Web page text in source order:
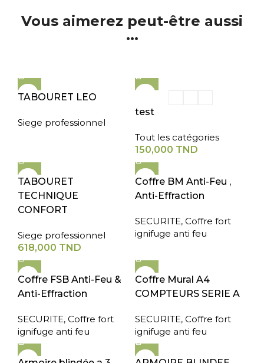
Vous aimerez peut-être aussi
...
TABOURET LEO
Siege professionnel
test
Tout les catégories
150,000 TND
TABOURET
TECHNIQUE
CONFORT
Siege professionnel
618,000 TND
Coffre BM Anti-Feu ,
Anti-Effraction
SECURITE, Coffre fort
ignifuge anti feu
Coffre FSB Anti-Feu &
Anti-Effraction
SECURITE, Coffre fort
ignifuge anti feu
Coffre Mural A4
COMPTEURS SERIE A
SECURITE, Coffre fort
ignifuge anti feu